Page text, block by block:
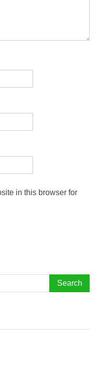
in this browser for